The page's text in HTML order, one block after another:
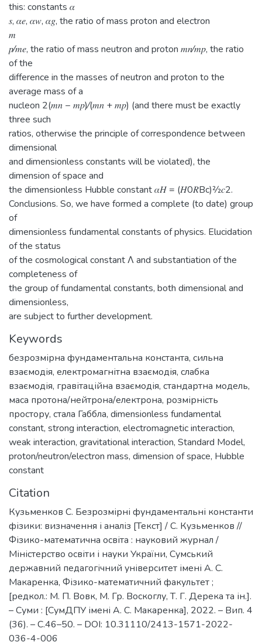
this: constants 𝛼
𝑠, 𝛼𝑒, 𝛼𝑤, 𝛼𝑔, the ratio of mass proton and electron
𝑚
𝑝⁄𝑚𝑒, the ratio of mass neutron and proton 𝑚𝑛⁄𝑚𝑝, the ratio
of the
difference in the masses of neutron and proton to the
average mass of a
nucleon 2(𝑚𝑛 − 𝑚𝑝)⁄(𝑚𝑛 + 𝑚𝑝) (and there must be exactly
three such
ratios, otherwise the principle of correspondence between
dimensional
and dimensionless constants will be violated), the
dimension of space and
the dimensionless Hubble constant 𝛼𝐻 = (𝐻0𝑅Вс)2⁄2𝑐2.
Conclusions. So, we have formed a complete (to date) group
of
dimensionless fundamental constants of physics. Elucidation
of the status
of the cosmological constant Λ and substantiation of the
completeness of
the group of fundamental constants, both dimensional and
dimensionless,
are subject to further development.
Keywords
безрозмірна фундаментальна константа, сильна
взаємодія, електромагнітна взаємодія, слабка
взаємодія, гравітаційна взаємодія, стандартна модель,
маса протона/нейтрона/електрона, розмірність
простору, стала Габбла, dimensionless fundamental
constant, strong interaction, electromagnetic interaction,
weak interaction, gravitational interaction, Standard Model,
proton/neutron/electron mass, dimension of space, Hubble
constant
Citation
Кузьменков С. Безрозмірні фундаментальні константи
фізики: визначення і аналіз [Текст] / С. Кузьменков //
Фізико-математична освіта : науковий журнал /
Міністерство освіти і науки України, Сумський
державний педагогічний університет імені А. С.
Макаренка, Фізико-математичний факультет ;
[редкол.: М. П. Вовк, М. Гр. Воскоглу, Т. Г. Дерека та ін.].
– Суми : [СумДПУ імені А. С. Макаренка], 2022. – Вип. 4
(36). – С.46–50. – DOI: 10.31110/2413-1571-2022-
036-4-006